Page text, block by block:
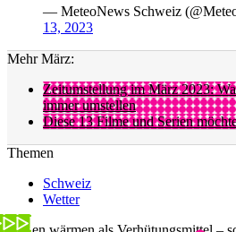
— MeteoNews Schweiz
13, 2023
Mehr März:
Zeitumstellung im März 2023:
immer umstellen
Diese 13 Filme und Serien
Themen
Schweiz
Wetter